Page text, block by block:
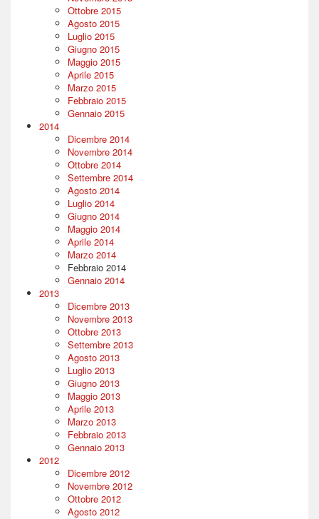
Ottobre 2015
Agosto 2015
Luglio 2015
Giugno 2015
Maggio 2015
Aprile 2015
Marzo 2015
Febbraio 2015
Gennaio 2015
2014
Dicembre 2014
Novembre 2014
Ottobre 2014
Settembre 2014
Agosto 2014
Luglio 2014
Giugno 2014
Maggio 2014
Aprile 2014
Marzo 2014
Febbraio 2014
Gennaio 2014
2013
Dicembre 2013
Novembre 2013
Ottobre 2013
Settembre 2013
Agosto 2013
Luglio 2013
Giugno 2013
Maggio 2013
Aprile 2013
Marzo 2013
Febbraio 2013
Gennaio 2013
2012
Dicembre 2012
Novembre 2012
Ottobre 2012
Agosto 2012